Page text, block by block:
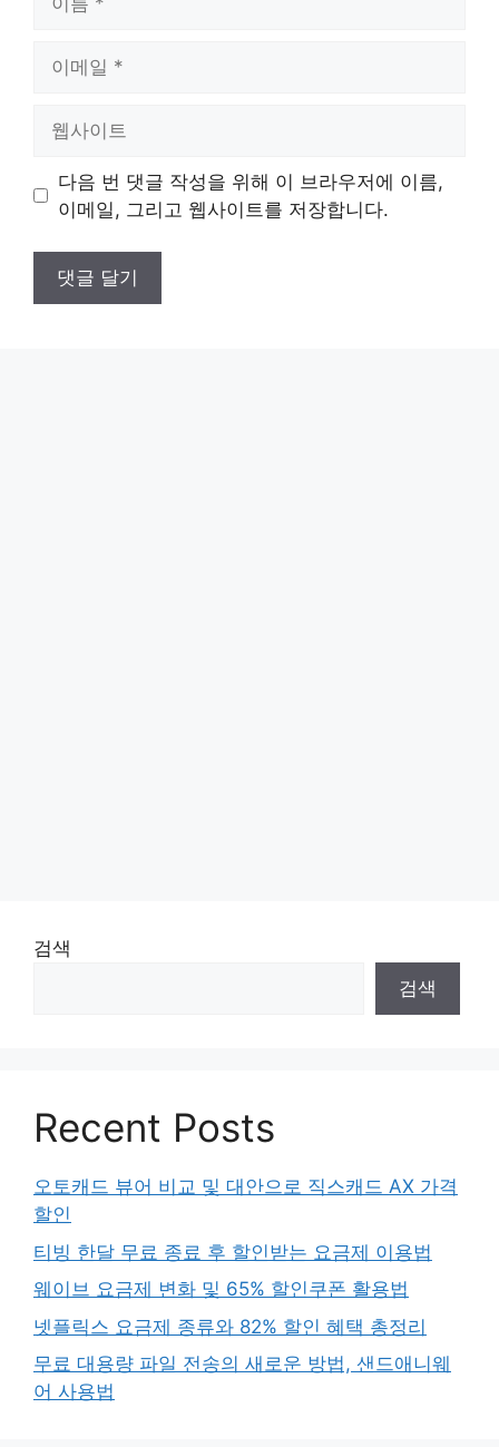
트
다음 번 댓글 작성을 위해 이 브라우저에 이름,
이메일, 그리고 웹사이트를 저장합니다.
검색
검색
Recent Posts
오토캐드 뷰어 비교 및 대안으로 직스캐드 AX 가격
할인
티빙 한달 무료 종료 후 할인받는 요금제 이용법
웨이브 요금제 변화 및 65% 할인쿠폰 활용법
넷플릭스 요금제 종류와 82% 할인 혜택 총정리
무료 대용량 파일 전송의 새로운 방법, 샌드애니웨
어 사용법